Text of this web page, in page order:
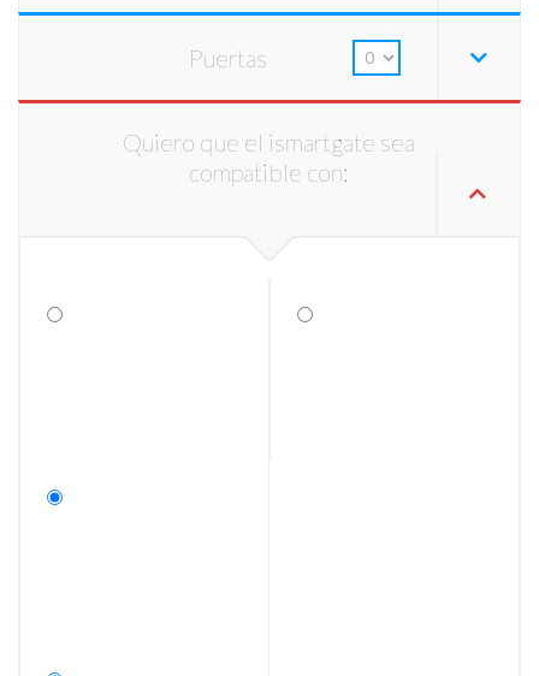
Puertas
Quiero que el ismartgate sea
compatible con: